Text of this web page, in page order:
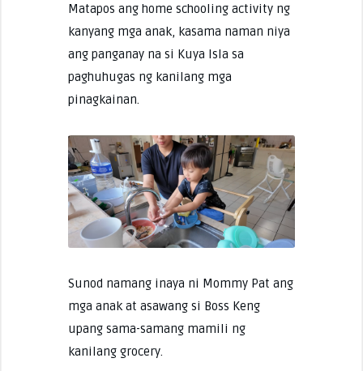
Matapos ang home schooling activity ng
kanyang mga anak, kasama naman niya
ang panganay na si Kuya Isla sa
paghuhugas ng kanilang mga
pinagkainan.
Sunod namang inaya ni Mommy Pat ang
mga anak at asawang si Boss Keng
upang sama-samang mamili ng
kanilang grocery.